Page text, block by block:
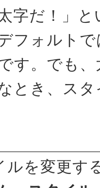
字だ！」
フォルト
す。でも
とき、ス
ルを変更す